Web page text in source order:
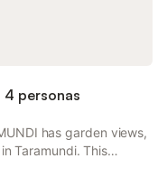
personas
has garden views,
Taramundi. This
features family